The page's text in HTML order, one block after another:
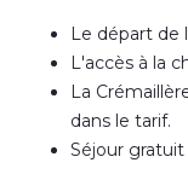
Le départ de
L'accès à la
La
dans le tarif.
Séjour gratuit